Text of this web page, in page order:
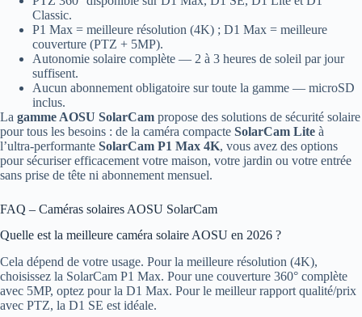
Classic.
P1 Max = meilleure résolution (4K) ; D1 Max = meilleure
couverture (PTZ + 5MP).
Autonomie solaire complète — 2 à 3 heures de soleil par jour
suffisent.
Aucun abonnement obligatoire sur toute la gamme — microSD
inclus.
La gamme AOSU SolarCam propose des solutions de sécurité solaire
pour tous les besoins : de la caméra compacte SolarCam Lite à
l’ultra‑performante SolarCam P1 Max 4K, vous avez des options
pour sécuriser efficacement votre maison, votre jardin ou votre entrée
sans prise de tête ni abonnement mensuel.
FAQ – Caméras solaires AOSU SolarCam
Quelle est la meilleure caméra solaire AOSU en 2026 ?
Cela dépend de votre usage. Pour la meilleure résolution (4K),
choisissez la SolarCam P1 Max. Pour une couverture 360° complète
avec 5MP, optez pour la D1 Max. Pour le meilleur rapport qualité/prix
avec PTZ, la D1 SE est idéale.